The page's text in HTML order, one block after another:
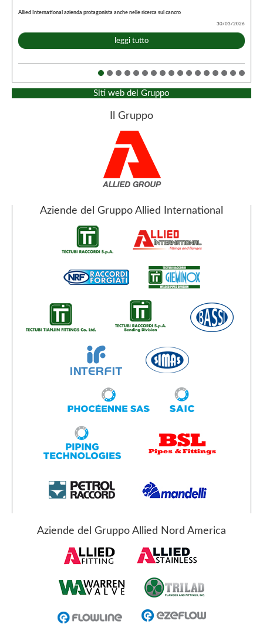
Allied International azienda protagonista anche nelle ricerca sul cancro
30/03/2026
leggi tutto
Siti web del Gruppo
Il Gruppo
Aziende del Gruppo Allied International
Aziende del Gruppo Allied Nord America